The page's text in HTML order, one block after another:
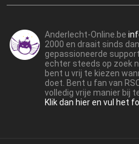
Anderlecht-Online.be
2000 en draait sinds
gepassioneerde
echter steeds op zoek
bent u vrij te kiezen
doet. Bent u fan van
volledig vrije manier bij
Klik dan hier en vul het